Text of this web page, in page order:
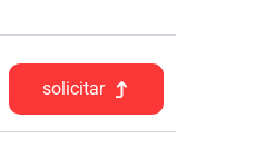
solicitar